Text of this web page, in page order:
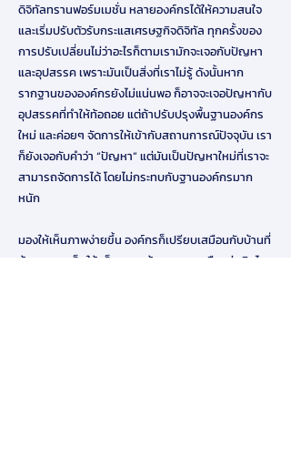
ดิจิทัลทรานฟอร์มเมชั่น หลายองค์กรได้ให้ความสนใจ
และเริ่มปรับตัวรับกระแสเศรษฐกิจดิจิทัล ทุกครั้งของ
การปรับเปลี่ยนไม่ว่าอะไรก็ตามเรามักจะเจอกับปัญหา
และอุปสรรค เพราะมันเป็นสิ่งที่เราไม่รู้ ดังนั้นหาก
รากฐานขององค์กรยังไม่แน่นพอ ก็อาจจะเจอปัญหากับ
อุปสรรคที่ทำให้ท้อถอย แต่ถ้าปรับปรุงพื้นฐานองค์กร
ใหม่ และค่อยๆ จัดการให้เข้ากับสถานการณ์ปัจจุบัน เรา
ก็ยังเจอกับคำว่า “ปัญหา” แต่มันเป็นปัญหาใหม่ที่เราจะ
สามารถจัดการได้ โดยไม่กระทบกับฐานองค์กรมาก
หนัก
มองให้เห็นภาพง่ายขึ้น องค์กรก็เปรียบเสมือนกับบ้านที่
ต้องลงเสาเข็มให้แข็งแรง แม้จะเจอพายุหรือแผ่นดินไหว